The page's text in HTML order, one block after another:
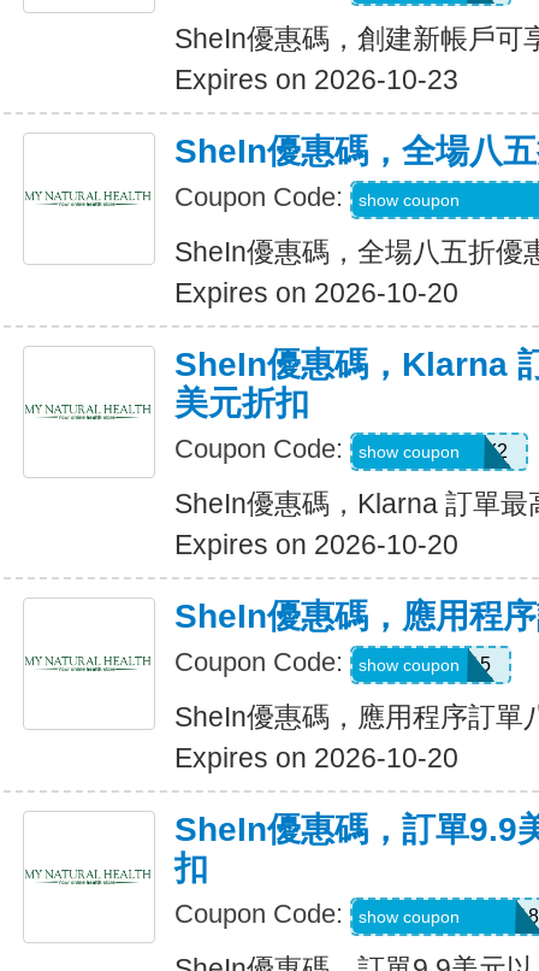
SheIn優惠碼，創建新帳戶可
Expires on 2026-10-23
SheIn優惠碼，全場八
Coupon Code: show coupon
SheIn優惠碼，全場八五折優
Expires on 2026-10-20
SheIn優惠碼，Klarna
美元折扣
Coupon Code: KLARNAJULY2
show coupon
SheIn優惠碼，Klarna 訂單
Expires on 2026-10-20
SheIn優惠碼，應用程
Coupon Code: APP15
show coupon
SheIn優惠碼，應用程序訂單
Expires on 2026-10-20
SheIn優惠碼，訂單9.9
扣
Coupon Code: A6USquimimo7718
show coupon